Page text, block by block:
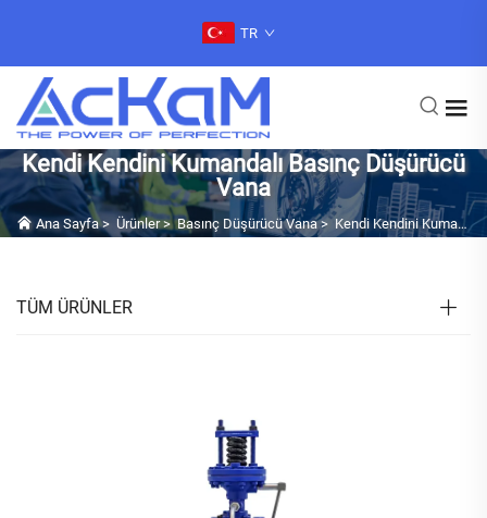
TR
Kendi Kendini Kumandalı Basınç Düşürücü
Vana
Ana Sayfa> Ürünler>Basınç Düşürücü Vana> Kendi Kendini Kumandalı Basınç Düşürücü Vana
TÜM ÜRÜNLER